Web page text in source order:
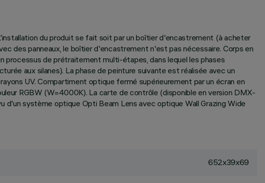
du produit se fait soit par un boîtier d'encastrement (à acheter
des panneaux, le boîtier d'encastrement n'est pas nécessaire. Corps en
processus de prétraitement multi-étapes, dans lequel les phases
aux silanes). La phase de peinture suivante est réalisée avec un
UV. Compartiment optique fermé supérieurement par un écran en
RGBW (W=4000K). La carte de contrôle (disponible en version DMX-
système optique Opti Beam Lens avec optique Wall Grazing Wide
652x39x69